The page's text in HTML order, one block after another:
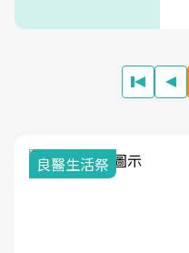
良醫生活祭